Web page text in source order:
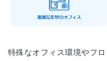
特殊なオフィス環境やフ